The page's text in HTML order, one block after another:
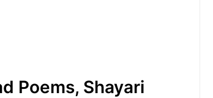
Poems, Shayari